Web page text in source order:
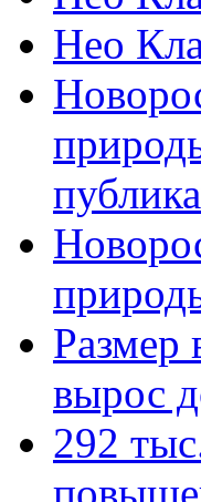
Нео
Размер
вырос
292